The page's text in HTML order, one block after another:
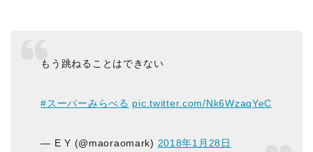
もう跳ねることはできない
#スーパーみらべる pic.twitter.com/Nk6WzaqYeC
— E Y (@maoraomark) 2018年1月28日